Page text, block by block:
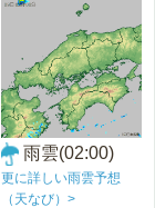
雨雲(02:00)
更に詳しい雨雲予想
（天なび）>